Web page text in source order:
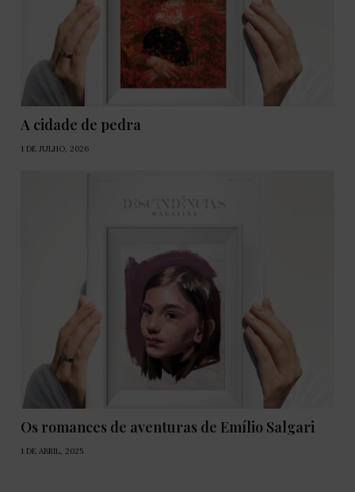
A cidade de pedra
1 DE JULHO, 2026
Os romances de aventuras de Emílio Salgari
1 DE ABRIL, 2025